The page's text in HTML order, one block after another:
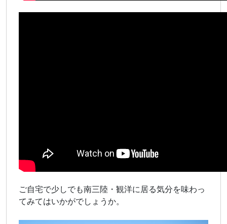
ご自宅で少しでも南三陸・観洋に居る気分を味わっ
てみてはいかがでしょうか。